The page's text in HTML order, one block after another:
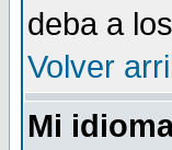
deba a
Volver
Mi